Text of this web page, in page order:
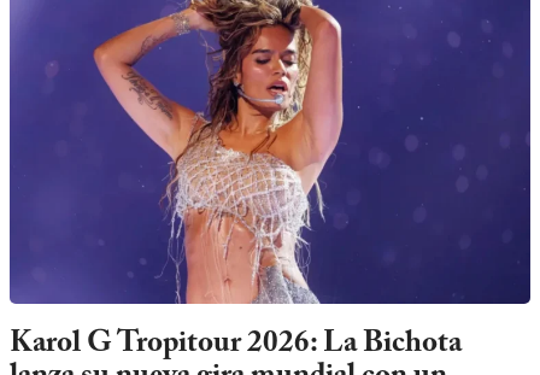
Karol G Tropitour 2026: La Bichota